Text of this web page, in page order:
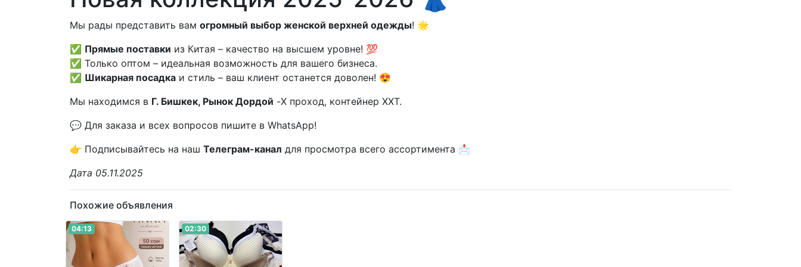
Мы рады представить вам огромный выбор женской верхней одежды! 🌟
✅ Прямые поставки из Китая – качество на высшем уровне! 💯
✅ Только оптом – идеальная возможность для вашего бизнеса.
✅ Шикарная посадка и стиль – ваш клиент останется доволен! 😍
Мы находимся в Г. Бишкек, Рынок Дордой -X проход, контейнер XXТ.
💬 Для заказа и всех вопросов пишите в WhatsApp!
👉 Подписывайтесь на наш Телеграм-канал для просмотра всего ассортимента 📩
Дата 05.11.2025
Похожие объявления
04:13 02:30